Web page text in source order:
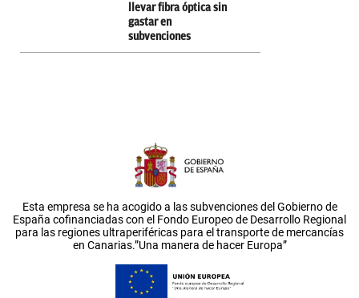
llevar fibra óptica sin
gastar en
subvenciones
Esta empresa se ha acogido a las subvenciones del Gobierno de
España cofinanciadas con el Fondo Europeo de Desarrollo Regional
para las regiones ultraperiféricas para el transporte de mercancías
en Canarias.”Una manera de hacer Europa”